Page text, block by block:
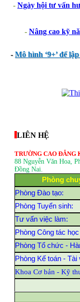
- Ngày hội tư vấn
- Nâng cao kỹ
-Mô hình ‘9+’ để
LIÊN HỆ
TRƯỜNG CAO ĐẲNG
88 Nguyễn Văn Hoa,
Đồng Nai.
Phòng
Phòng Đào tạo:
Phòng Tuyển sinh:
Tư vấn việc làm:
Phòng Công tác
Phòng Tổ chức -
Phòng Kế toán - Tài
Khoa Cơ bản - Kỹ